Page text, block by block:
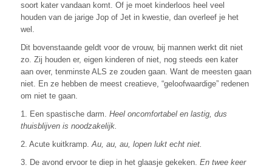
soort kater vandaan komt. Of je moet kinderloos heel veel
houden van de jarige Jop of Jet in kwestie, dan overleef je het
wel.
Dit bovenstaande geldt voor de vrouw, bij mannen werkt dit niet
zo. Zij houden er, eigen kinderen of niet, nog steeds een kater
aan over, tenminste ALS ze zouden gaan. Want de meesten gaan
niet. En ze hebben de meest creatieve, “geloofwaardige” redenen
om niet te gaan.
1. Een spastische darm. Heel oncomfortabel en lastig, dus
thuisblijven is noodzakelijk.
2. Acute kuitkramp. Au, au, au, lopen lukt echt niet.
3. De avond ervoor te diep in het glaasje gekeken. En twee keer